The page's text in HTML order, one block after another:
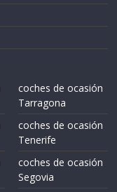
coches de ocasión
Tarragona
coches de ocasión
Tenerife
coches de ocasión
Segovia